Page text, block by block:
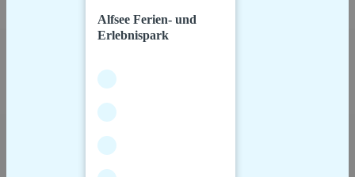
Alfsee Ferien- und
Erlebnispark